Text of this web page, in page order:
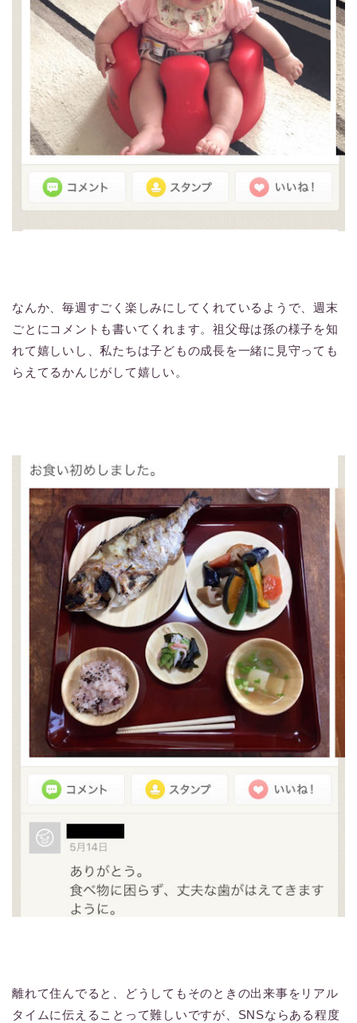
なんか、毎週すごく楽しみにしてくれているようで、週末
ごとにコメントも書いてくれます。祖父母は孫の様子を知
れて嬉しいし、私たちは子どもの成長を一緒に見守っても
らえてるかんじがして嬉しい。
離れて住んでると、どうしてもそのときの出来事をリアル
タイムに伝えることって難しいですが、SNSならある程度